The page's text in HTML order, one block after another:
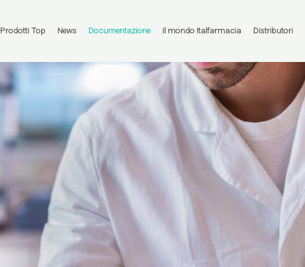
Prodotti Top News Documentazione Il mondo Italfarmacia Distributori